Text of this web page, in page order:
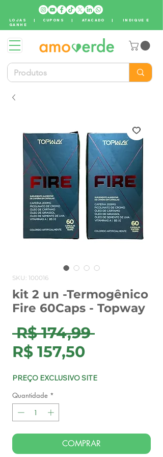
LOJAS | CUPONS |ATACADO | INDIQUE E
GANHE
SKU: 100016
kit 2 un -Termogênico
Fire 60Caps - Topway
R$ 174,99 Preço
R$ 157,50Preço
PREÇO EXCLUSIVO SITE
Quantidade *
COMPRAR